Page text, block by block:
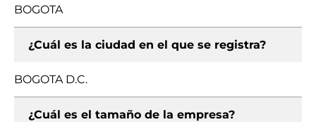
BOGOTA
¿Cuál es la ciudad en el que se registra?
BOGOTA D.C.
¿Cuál es el tamaño de la empresa?